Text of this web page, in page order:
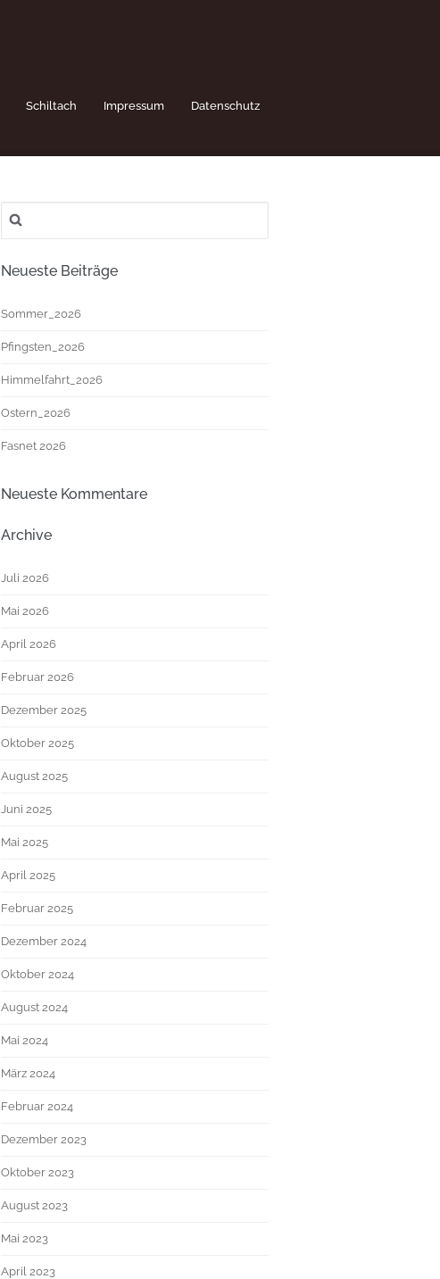
Schiltach Impressum Datenschutz
nach:
Neueste Beiträge
Sommer_2026
Pfingsten_2026
Himmelfahrt_2026
Ostern_2026
Fasnet 2026
Neueste Kommentare
Archive
Juli 2026
Mai 2026
April 2026
Februar 2026
Dezember 2025
Oktober 2025
August 2025
Juni 2025
Mai 2025
April 2025
Februar 2025
Dezember 2024
Oktober 2024
August 2024
Mai 2024
März 2024
Februar 2024
Dezember 2023
Oktober 2023
August 2023
Mai 2023
April 2023